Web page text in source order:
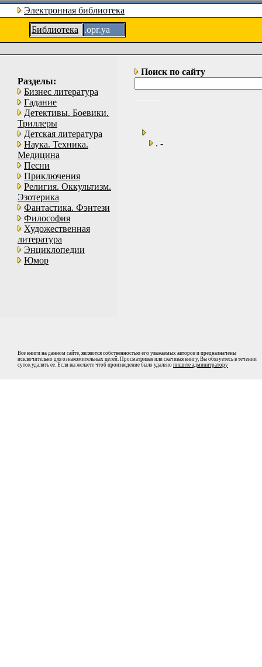
Электронная библиотека
Библиотека
.орг.уа
Разделы:
Бизнес литература
Гадание
Детективы. Боевики.
Триллеры
Детская литература
Наука. Техника.
Медицина
Песни
Приключения
Религия. Оккультизм.
Эзотерика
Фантастика. Фэнтези
Философия
Художественная
литература
Энциклопедии
Юмор
Поиск по сайту
. -
Все книги на данном сайте, являются собственностью его уважаемых авторов и предназначены
исключительно для ознакомительных целей. Просматривая или скачивая книгу, Вы обязуетесь в течении
суток удалить ее. Если вы желаете чтоб произведение было удалено пишите админитратору